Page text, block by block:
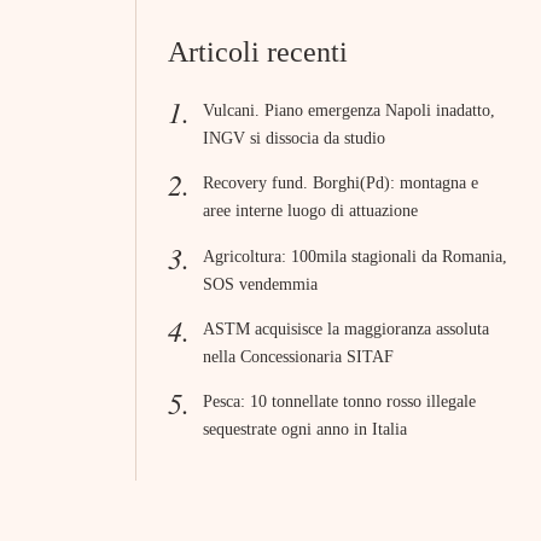
Articoli recenti
Vulcani. Piano emergenza Napoli inadatto,
INGV si dissocia da studio
Recovery fund. Borghi(Pd): montagna e
aree interne luogo di attuazione
Agricoltura: 100mila stagionali da Romania,
SOS vendemmia
ASTM acquisisce la maggioranza assoluta
nella Concessionaria SITAF
Pesca: 10 tonnellate tonno rosso illegale
sequestrate ogni anno in Italia